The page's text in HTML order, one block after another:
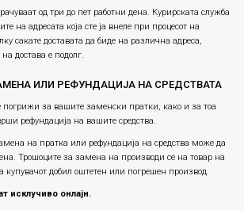
од три до пет работни дена. Курирската служба
на адресата која сте ја внеле при процесот на
сакате доставата да биде на различна адреса,
достава е подолг.
ИЛИ РЕФУНДАЦИЈА НА СРЕДСТВАТА
погрижи за вашите заменски пратки, како и за тоа
рефундација на вашите средства.
на пратка или рефундацијa на средства може да
Трошоците за замена на производи се на товар на
купувачот добил оштетен или погрешен производ.
исклучиво онлајн.